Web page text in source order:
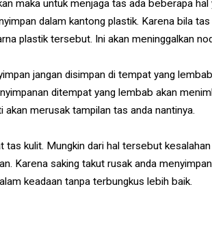
maka untuk menjaga tas ada beberapa
dalam kantong plastik. Karena bila
plastik tersebut. Ini akan meninggalkan
jangan disimpan di tempat yang
ditempat yang lembab akan
akan merusak tampilan tas anda nantinya.
tas kulit. Mungkin dari hal tersebut
Karena saking takut rusak anda
keadaan tanpa terbungkus lebih baik.